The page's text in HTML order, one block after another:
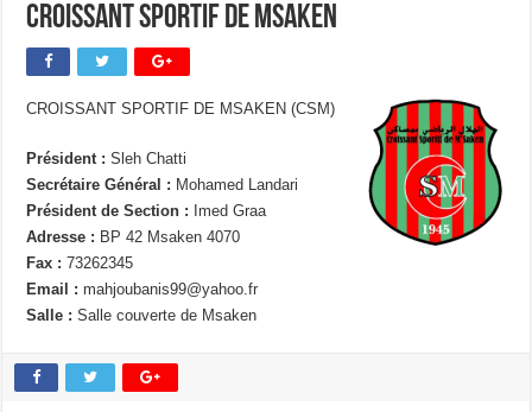
Croissant Sportif de Msaken
CROISSANT SPORTIF DE MSAKEN (CSM)
Président : Sleh Chatti
Secrétaire Général : Mohamed Landari
Président de Section : Imed Graa
Adresse : BP 42 Msaken 4070
Fax : 73262345
Email :mahjoubanis99@yahoo.fr
Salle :Salle couverte de Msaken